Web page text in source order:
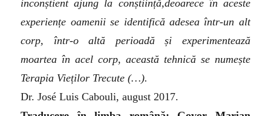
inconștient ajung la conștiință,deoarece în aceste
experiențe oamenii se identifică adesea într-un alt
corp, într-o altă perioadă și experimentează
moartea în acel corp, această tehnică se numește
Terapia Vieților Trecute (…).
Dr. José Luis Cabouli, august 2017.